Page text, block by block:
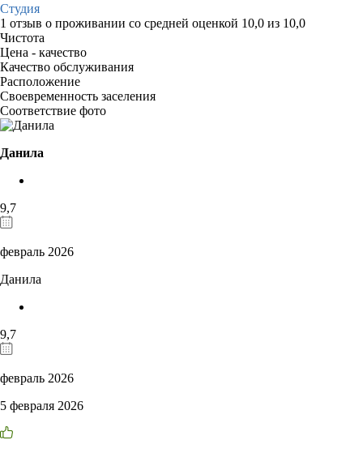
Студия
1 отзыв о проживании со средней оценкой 10,0 из 10,0
Чистота
Цена - качество
Качество обслуживания
Расположение
Своевременность заселения
Соответствие фото
Данила
9,7
февраль 2026
Данила
9,7
февраль 2026
5 февраля 2026